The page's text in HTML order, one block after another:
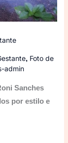
, Foto de
admin
Sanches
por estilo e